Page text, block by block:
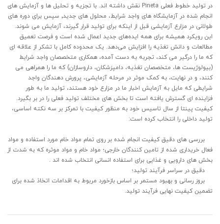
در تولید خطوط فعلی Pineta نقش داشته اند. با تجزیه و تحلیل ها و آزمایش های
انجام شده در آزمایشگاه های واجد شرایط، محلول های جدید٬ سپس برای دوره های
طولانی در مزارع آزمایشی قبل از اینکه برای تولید قرار گیرند، آزمایش می شوند.
این رویکرد همیشه برای همه ایده‌های جدید اعمال شده است و فرصت تعمیق
مطالعات و دانش تغذیه را افزایش می‌دهد. یک محدوده کامل با تشکر از علاقه ای
که ما را درگیر می کند، تجربه به دست آمده، همکاری متخصصان واجد شرایط
(بیولوژیست ها، متخصصان تغذیه، دامپزشکان، داروسازان) که ما را همراهی می
کنند، و در نهایت، به کمک موثر در مرحله آزمایشی، پرورش دهندگان واجد
شرایطی که مایل به آزمایش اخبار ما در مزارع خود هستند، تولید ما به طور
فزاینده ای گسترش یافته است تا بخش های مختلف تولید فعلی را در بر بگیرد.
کیفیت پینتا از سال تاسیس خود به منظور کیفیت با تمرکز بر سه نکته اساسی،
تولید داخلی را انتخاب کرده است:
بررسی های دقیق کیفیت انجام شده بر روی تمام مواد خام مورد استفاده و مواد
فعال خریداری شده از تامین کنندگان خارجی؛ مواد خام و مواد موثره که به شدت از
بخش های دارویی و غذایی برای استفاده انسانی انتخاب شده اند .
دقیق در سراسر فرآیند تولید؛
بروز رسانی و بهبود مستمر بر اساس بازخورد مربوط به اقدامات اتخاذ شده برای
تضمین کیفیت نهایی فرآیند تولید.